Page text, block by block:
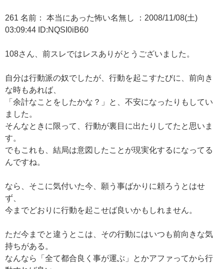
261 名前： 本当にあった怖い名無し ：2008/11/08(土)
03:09:44 ID:NQSI0iB60
108さん、前スレではレスありがとうございました。
自分は行動派の奴でしたが、行動を起こすたびに、前向き
な時もあれば、
「余計なことをしたかな？」と、不安になったりもしてい
ました。
そんなときに限って、行動が裏目に出たりしてたと思いま
す。
でもこれも、結局は意図したことが現実化するになってる
んですね。
なら、そこに気付いた今、願う事ばかりに頼ろうとはせ
ず、
今までどおりに行動を起こせば良いかもしれません。
ただ今までと違うとこは、その行動にはいつも前向きな気
持ちがある。
なんなら「全て都合良く事が運ぶ」とかアファってから行